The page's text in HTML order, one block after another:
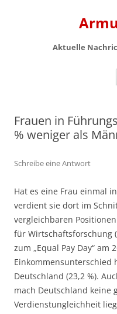
Aktuelle
Frauen in
% weniger als
Schreibe eine Antwort
Hat es eine Frau einmal
verdient sie dort im
vergleichbaren
für Wirtschaftsforschung
zum „Equal Pay Day“
Einkommensunterschied
Deutschland (23,2 %).
mach Deutschland keine
Verdienstungleichheit